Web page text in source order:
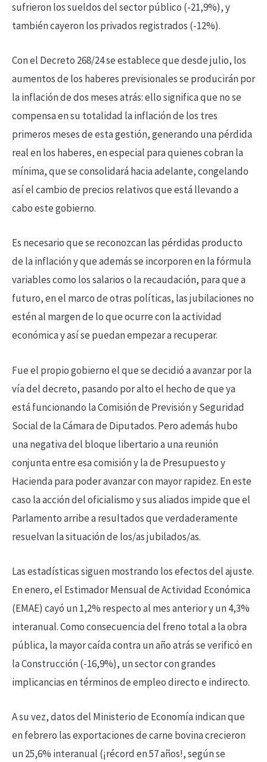
sufrieron los sueldos del sector público (-21,9%), y
también cayeron los privados registrados (-12%).
Con el Decreto 268/24 se establece que desde julio, los
aumentos de los haberes previsionales se producirán por
la inflación de dos meses atrás: ello significa que no se
compensa en su totalidad la inflación de los tres
primeros meses de esta gestión, generando una pérdida
real en los haberes, en especial para quienes cobran la
mínima, que se consolidará hacia adelante, congelando
así el cambio de precios relativos que está llevando a
cabo este gobierno.
Es necesario que se reconozcan las pérdidas producto
de la inflación y que además se incorporen en la fórmula
variables como los salarios o la recaudación, para que a
futuro, en el marco de otras políticas, las jubilaciones no
estén al margen de lo que ocurre con la actividad
económica y así se puedan empezar a recuperar.
Fue el propio gobierno el que se decidió a avanzar por la
vía del decreto, pasando por alto el hecho de que ya
está funcionando la Comisión de Previsión y Seguridad
Social de la Cámara de Diputados. Pero además hubo
una negativa del bloque libertario a una reunión
conjunta entre esa comisión y la de Presupuesto y
Hacienda para poder avanzar con mayor rapidez. En este
caso la acción del oficialismo y sus aliados impide que el
Parlamento arribe a resultados que verdaderamente
resuelvan la situación de los/as jubilados/as.
Las estadísticas siguen mostrando los efectos del ajuste.
En enero, el Estimador Mensual de Actividad Económica
(EMAE) cayó un 1,2% respecto al mes anterior y un 4,3%
interanual. Como consecuencia del freno total a la obra
pública, la mayor caída contra un año atrás se verificó en
la Construcción (-16,9%), un sector con grandes
implicancias en términos de empleo directo e indirecto.
A su vez, datos del Ministerio de Economía indican que
en febrero las exportaciones de carne bovina crecieron
un 25,6% interanual (¡récord en 57 años!, según se